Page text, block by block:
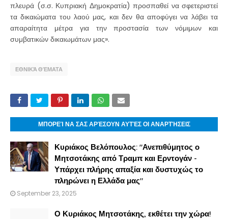
πλευρά (σ.σ. Κυπριακή Δημοκρατία) προσπαθεί να σφετεριστεί
τα δικαιώματα του λαού μας, και δεν θα αποφύγει να λάβει τα
απαραίτητα μέτρα για την προστασία των νόμιμων και
συμβατικών δικαιωμάτων μας».
ΕΘΝΙΚΆ ΘΈΜΑΤΑ
ΜΠΟΡΕΊ ΝΑ ΣΑΣ ΑΡΈΣΟΥΝ ΑΥΤΈΣ ΟΙ ΑΝΑΡΤΉΣΕΙΣ
Κυριάκος Βελόπουλος: "Ανεπιθύμητος ο
Μητσοτάκης από Τραμπ και Ερντογάν -
Υπάρχει πλήρης απαξία και δυστυχώς το
πληρώνει η Ελλάδα μας"
September 23, 2025
Ο Κυριάκος Μητσοτάκης, εκθέτει την χώρα!